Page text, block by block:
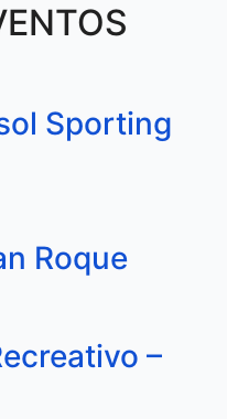
Sporting
Roque
–